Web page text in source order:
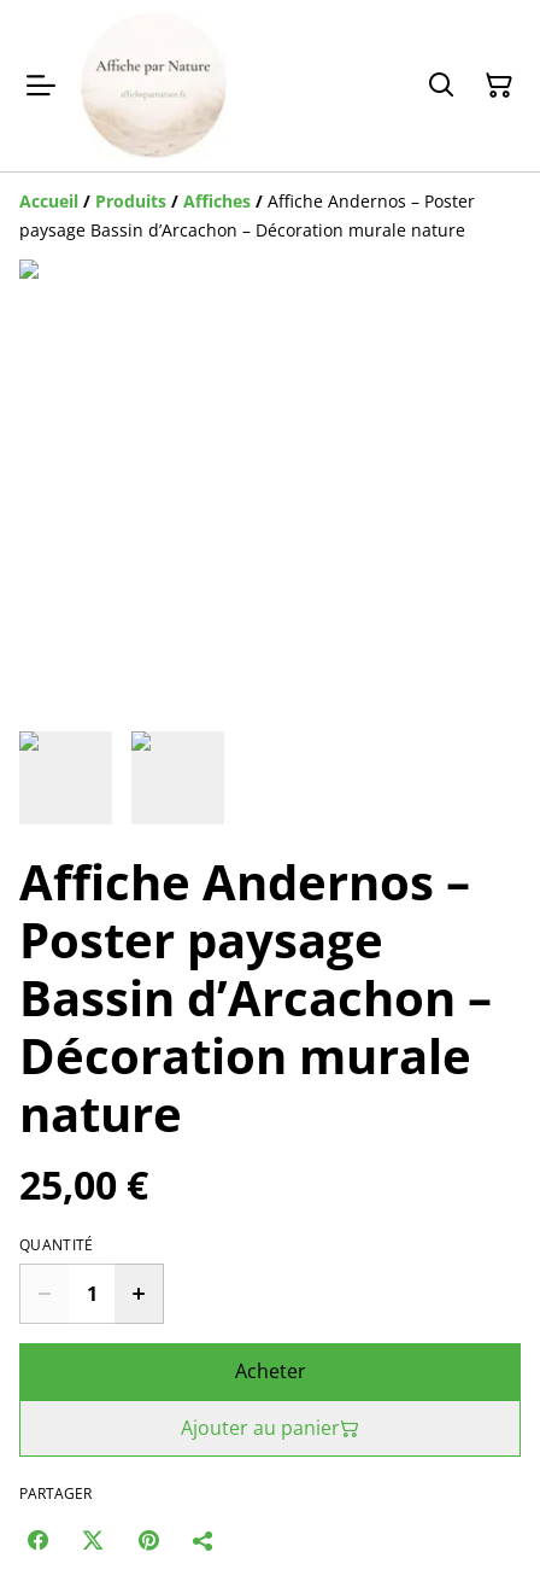
Accueil / Produits / Affiches / Affiche Andernos – Poster
paysage Bassin d’Arcachon – Décoration murale nature
Affiche Andernos –
Poster paysage
Bassin d’Arcachon –
Décoration murale
nature
25,00 €
QUANTITÉ
Acheter
Ajouter au panier
PARTAGER